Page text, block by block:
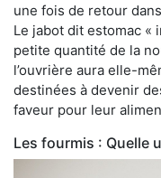
une fois de retour
Le jabot dit estomac «
petite quantité de la
l’ouvrière aura elle-
destinées à devenir
faveur pour leur
Les fourmis : Quelle